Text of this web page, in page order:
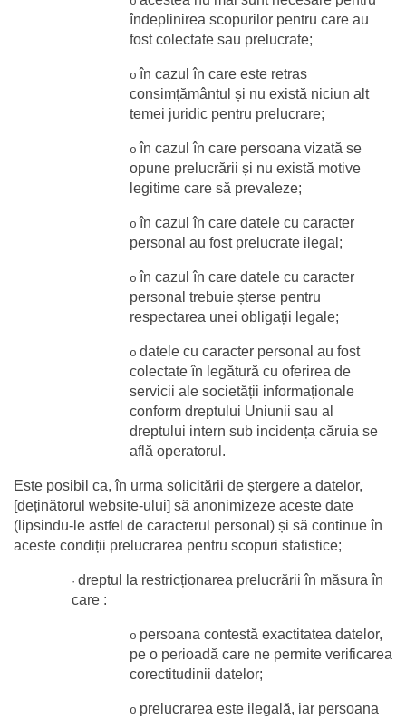
îndeplinirea scopurilor pentru care au
fost colectate sau prelucrate;
o în cazul în care este retras
consimțământul și nu există niciun alt
temei juridic pentru prelucrare;
o în cazul în care persoana vizată se
opune prelucrării și nu există motive
legitime care să prevaleze;
o în cazul în care datele cu caracter
personal au fost prelucrate ilegal;
o în cazul în care datele cu caracter
personal trebuie șterse pentru
respectarea unei obligații legale;
o datele cu caracter personal au fost
colectate în legătură cu oferirea de
servicii ale societății informaționale
conform dreptului Uniunii sau al
dreptului intern sub incidența căruia se
află operatorul.
Este posibil ca, în urma solicitării de ștergere a datelor,
[deținătorul website-ului] să anonimizeze aceste date
(lipsindu-le astfel de caracterul personal) și să continue în
aceste condiții prelucrarea pentru scopuri statistice;
· dreptul la restricționarea prelucrării în măsura în
care :
o persoana contestă exactitatea datelor,
pe o perioadă care ne permite verificarea
corectitudinii datelor;
o prelucrarea este ilegală, iar persoana